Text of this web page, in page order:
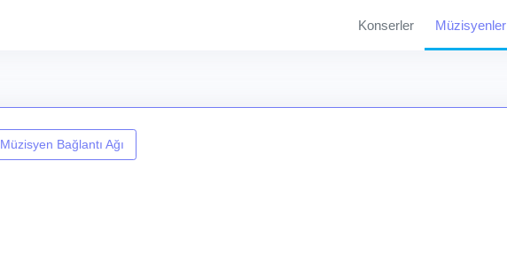
Konserler Müzisyenler
Müzisyen Bağlantı Ağı